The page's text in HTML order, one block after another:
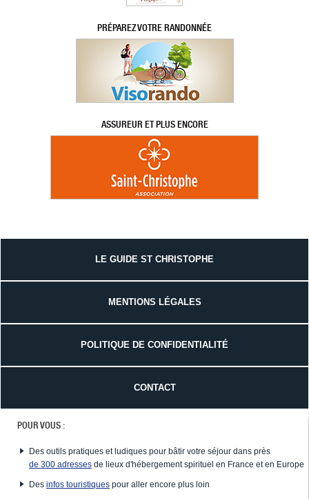
PRÉPAREZ VOTRE RANDONNÉE
ASSUREUR ET PLUS ENCORE
LE GUIDE ST CHRISTOPHE
MENTIONS LÉGALES
POLITIQUE DE CONFIDENTIALITÉ
CONTACT
POUR VOUS :
Des outils pratiques et ludiques pour bâtir votre séjour dans près
de 300 adresses de lieux d'hébergement spirituel en France et en Europe
Des infos touristiques pour aller encore plus loin